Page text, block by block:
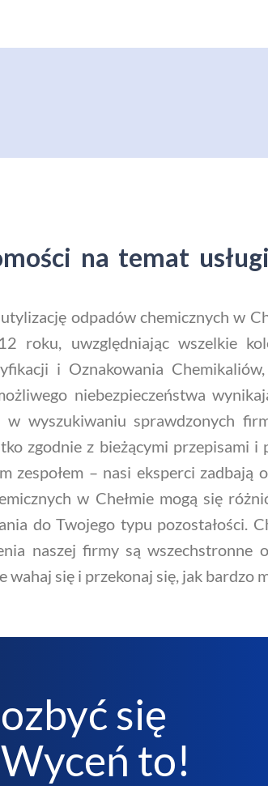
na temat
odpadów chemicznych w
roku, uwzględniając wszelkie
i Oznakowania
niebezpieczeństwa
w wyszukiwaniu sprawdzonych
zgodnie z bieżącymi przepisami
zespołem – nasi eksperci
w Chełmie mogą się
do Twojego typu pozostałości.
naszej firmy są wszechstronne
wahaj się i przekonaj się, jak bardzo
się
to!